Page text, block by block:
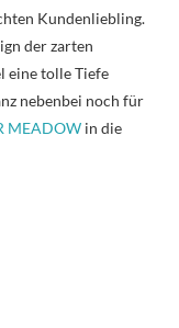
Kundenliebling.
der zarten
eine tolle Tiefe
nebenbei noch für
MEADOW in die